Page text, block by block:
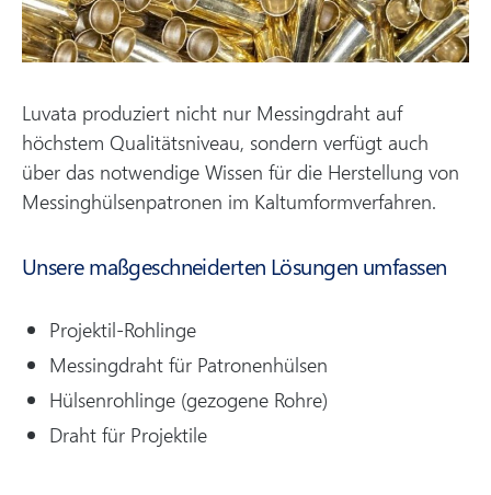
Luvata produziert nicht nur Messingdraht auf
höchstem Qualitätsniveau, sondern verfügt auch
über das notwendige Wissen für die Herstellung von
Messinghülsenpatronen im Kaltumformverfahren.
Unsere maßgeschneiderten Lösungen umfassen
Projektil-Rohlinge
Messingdraht für Patronenhülsen
Hülsenrohlinge (gezogene Rohre)
Draht für Projektile